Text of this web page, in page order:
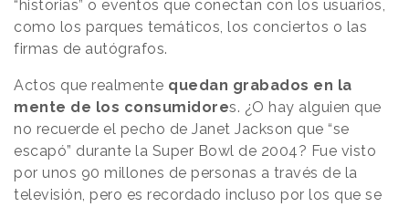
“historias” o eventos que conectan con los usuarios,
como los parques temáticos, los conciertos o las
firmas de autógrafos.
Actos que realmente quedan grabados en la
mente de los consumidores. ¿O hay alguien que
no recuerde el pecho de Janet Jackson que “se
escapó” durante la Super Bowl de 2004? Fue visto
por unos 90 millones de personas a través de la
televisión, pero es recordado incluso por los que se